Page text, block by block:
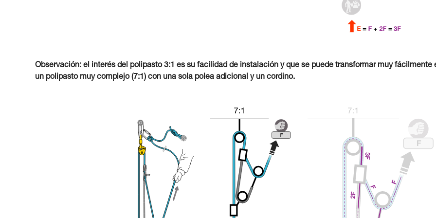
Observación: el interés del polipasto 3:1 es su facilidad de instalación y que se puede transformar muy fácilmente
un polipasto muy complejo (7:1) con una sola polea adicional y un cordino.